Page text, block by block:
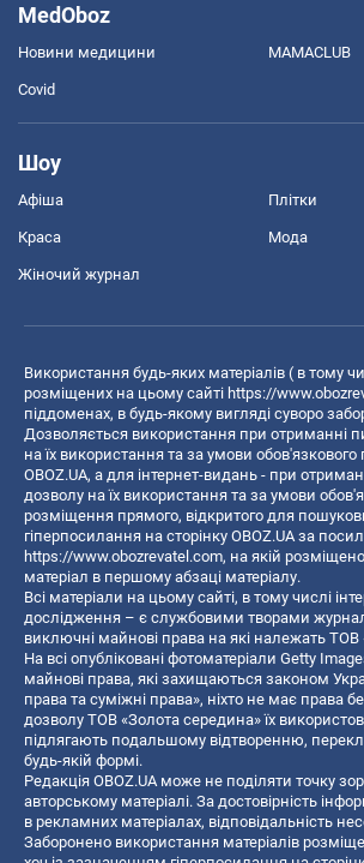
MedOboz
Новини медицини MAMACLUB
Covid
Шоу
Афіша Плітки
Краса Мода
Жіночий журнал
Використання будь-яких матеріалів ( в тому
розміщених на цьому сайті https://
піддоменах, в будь-якому вигляді суворо
Дозволяється використання при отриманні
на їх використання та за умови
OBOZ.UA, а для інтернет-видань - при
дозволу на їх використання та за умови
розміщення прямого, відкритого для
гіперпосилання на сторінку OBOZ.UA за
https://www.obozrevatel.com, на якій
матеріал в першому абзаці матеріалу.
Всі матеріали на цьому сайті, в тому числі
дослідження – є службовими творами
виключні майнові права на які належать ТОВ
На всі опубліковані фотоматеріали Getty
майнові права, які захищаються законом
права та суміжні права», ніхто не має права
дозволу ТОВ «Золота середина» їх
підлягають подальшому відтворенню,
будь-якій формі.
Редакція OBOZ.UA може не поділяти точку
авторському матеріалі. За достовірність
в рекламних матеріалах, відповідальність
Заборонено використання матеріалів